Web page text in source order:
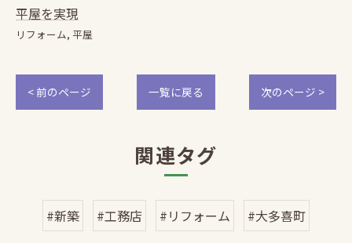
平屋を実現
リフォーム 平屋
< 前のページ 一覧に戻る 次のページ >
関連タグ
#新築 #工務店 #リフォーム #大多喜町